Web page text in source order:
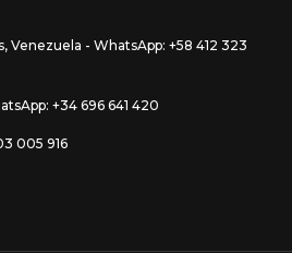
Venezuela - WhatsApp: +58 412 323
+34 696 641 420
005 916